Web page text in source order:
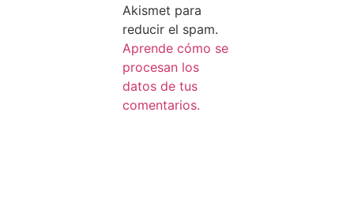
Akismet para
reducir el spam.
Aprende cómo se
procesan los
datos de tus
comentarios.